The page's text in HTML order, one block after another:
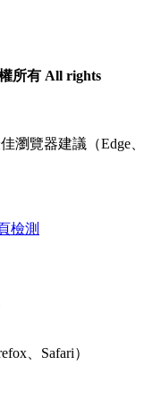
所有 All rights
瀏覽器建議（Edge、
、Safari）